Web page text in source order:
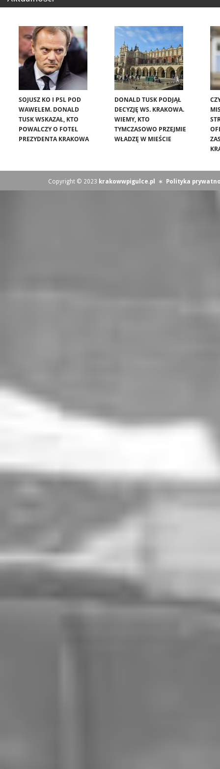
SOJUSZ KO I PSL POD
WAWELEM. DONALD
TUSK WSKAZAŁ, KTO
POWALCZY O FOTEL
PREZYDENTA KRAKOWA
DONALD TUSK PODJĄŁ
DECYZJĘ WS. KRAKOWA.
WIEMY, KTO
TYMCZASOWO PRZEJMIE
WŁADZĘ W MIEŚCIE
Copyright © 2023 krakowwpigulce.pl ∗ Polityka